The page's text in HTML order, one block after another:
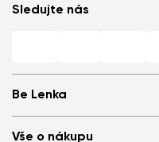
Be Lenka
Vše o nákupu
Sledujte nás